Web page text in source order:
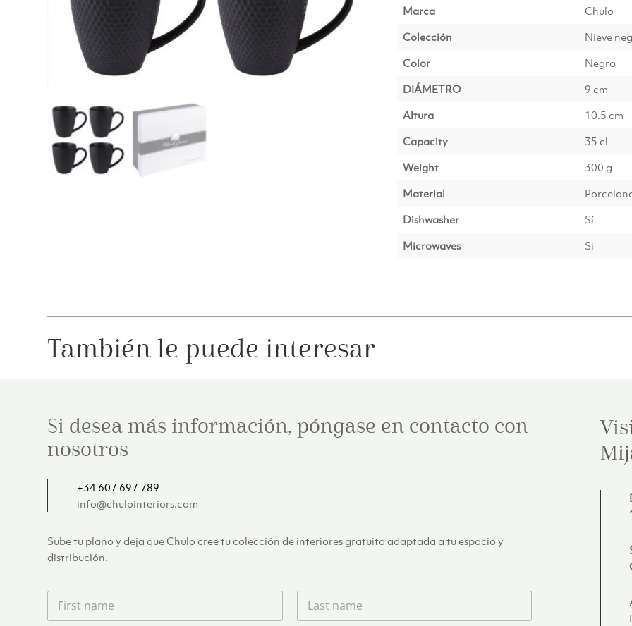
Marca
Chulo
Colección
Nieve
Color
Negro
DIÁMETRO
9 cm
Altura
10.5 cm
Capacity
35 cl
Weight
300 g
Material
Dishwasher
Sí
Microwaves
Sí
También le puede interesar
Si desea más información, póngase en contacto con
nosotros
+34 607 697 789
info@chulointeriors.com
Sube tu plano y deja que Chulo cree tu colección de interiores gratuita adaptada a tu espacio y
distribución.
F
r
L
s